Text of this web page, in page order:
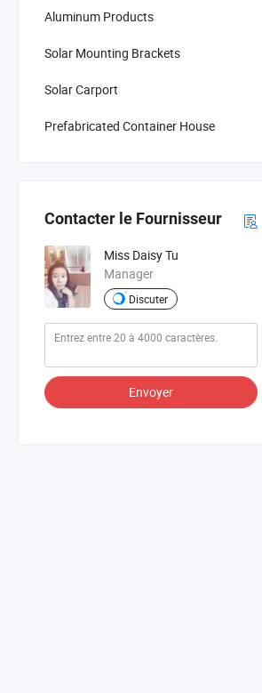
Aluminum Products
Solar Mounting Brackets
Solar Carport
Prefabricated Container House
Contacter le Fournisseur
Miss Daisy Tu
Manager
Discuter
Envoyer